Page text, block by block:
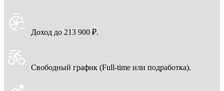
Доход до 213 900 ₽.
Свободный график (Full-time или подработка).